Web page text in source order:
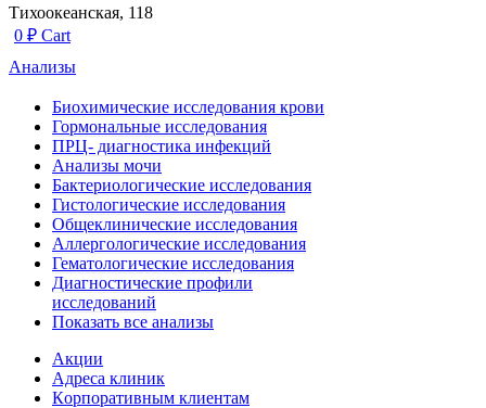
Тихоокеанская, 118
0 ₽ Cart
Анализы
Биохимические исследования крови
Гормональные исследования
ПРЦ- диагностика инфекций
Анализы мочи
Бактериологические исследования
Гистологические исследования
Общеклинические исследования
Аллергологические исследования
Гематологические исследования
Диагностические профили
исследований
Показать все анализы
Акции
Адреса клиник
Кoрпоративным клиентам